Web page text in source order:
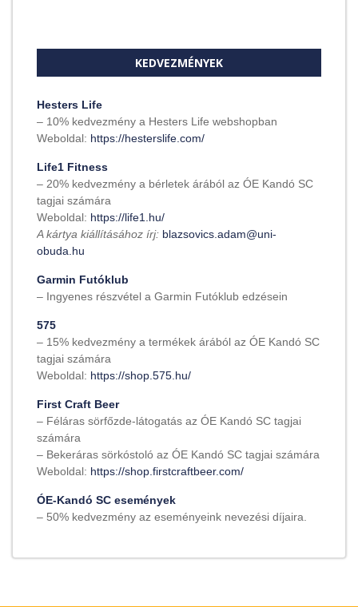
KEDVEZMÉNYEK
Hesters Life
– 10% kedvezmény a Hesters Life webshopban
Weboldal: https://hesterslife.com/
Life1 Fitness
– 20% kedvezmény a bérletek árából az ÓE Kandó SC
tagjai számára
Weboldal: https://life1.hu/
A kártya kiállításához írj: blazsovics.adam@uni-
obuda.hu
Garmin Futóklub
– Ingyenes részvétel a Garmin Futóklub edzésein
575
– 15% kedvezmény a termékek árából az ÓE Kandó SC
tagjai számára
Weboldal: https://shop.575.hu/
First Craft Beer
– Féláras sörfőzde-látogatás az ÓE Kandó SC tagjai
számára
– Bekeráras sörkóstoló az ÓE Kandó SC tagjai számára
Weboldal: https://shop.firstcraftbeer.com/
ÓE-Kandó SC események
– 50% kedvezmény az eseményeink nevezési díjaira.